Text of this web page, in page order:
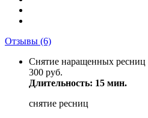
Отзывы (6)
Снятие наращенных ресниц
300 руб.
Длительность: 15 мин.
снятие ресниц